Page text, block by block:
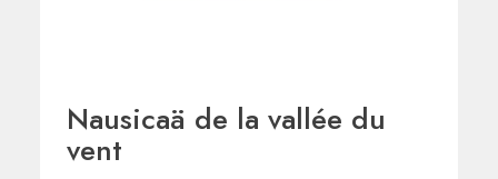
Nausicaä de la vallée du
vent